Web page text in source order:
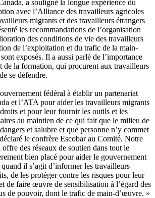
a souligné la longue expérience du
avec l’Alliance des travailleurs agricoles
migrants et des travailleurs étrangers
les recommandations de l’organisation
des conditions de vie des travailleurs
de l’exploitation et du trafic de la main-
exposés. Il a aussi parlé de l’importance
de la formation, qui procurent aux travailleurs
se défendre.
fédéral à établir un partenariat
et l’ATA pour aider les travailleurs migrants
et pour leur fournir les outils et les
au maintien de ce qui fait que le milieu de
et salubre et que personne n’y commet
le confrère Escobar au Comité. Notre
des réseaux de soutien dans tout le
bien placé pour aider le gouvernement
il s’agit d’informer les travailleurs
de les protéger contre les risques pour leur
de faire œuvre de sensibilisation à l’égard des
de pouvoir, dont le trafic de main-d’œuvre. »